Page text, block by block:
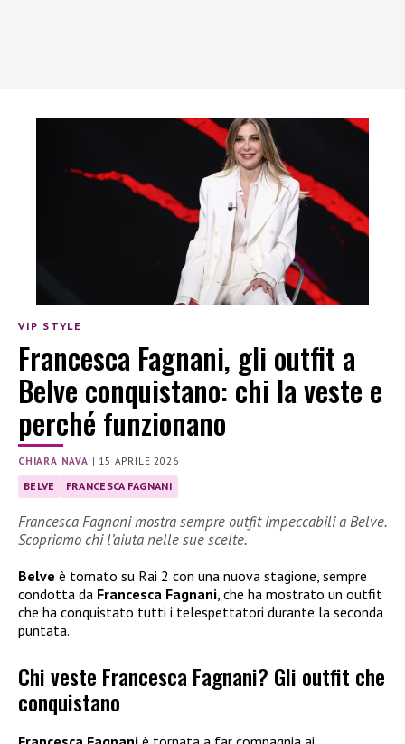
VIP STYLE
Francesca Fagnani, gli outfit a
Belve conquistano: chi la veste e
perché funzionano
CHIARA NAVA | 15 APRILE 2026
BELVE FRANCESCA FAGNANI
Francesca Fagnani mostra sempre outfit impeccabili a Belve.
Scopriamo chi l’aiuta nelle sue scelte.
Belve è tornato su Rai 2 con una nuova stagione, sempre
condotta da Francesca Fagnani, che ha mostrato un outfit
che ha conquistato tutti i telespettatori durante la seconda
puntata.
Chi veste Francesca Fagnani? Gli outfit che
conquistano